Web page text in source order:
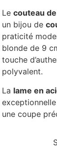
Lecouteau
un bijou de
praticité
blonde de 9
touche
polyvalent.
La lame en
une coupe